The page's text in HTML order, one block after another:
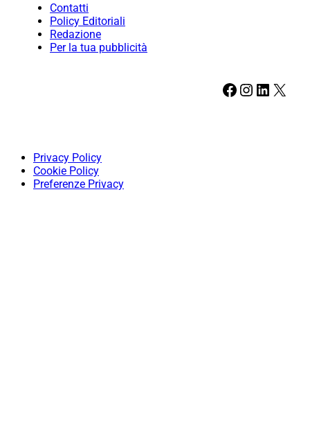
Contatti
Policy Editoriali
Redazione
Per la tua pubblicità
Facebook Instagram LinkedIn X
Privacy Policy
Cookie Policy
Preferenze Privacy